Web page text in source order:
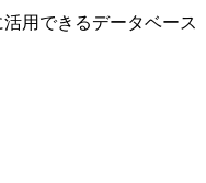
用できるデータベース